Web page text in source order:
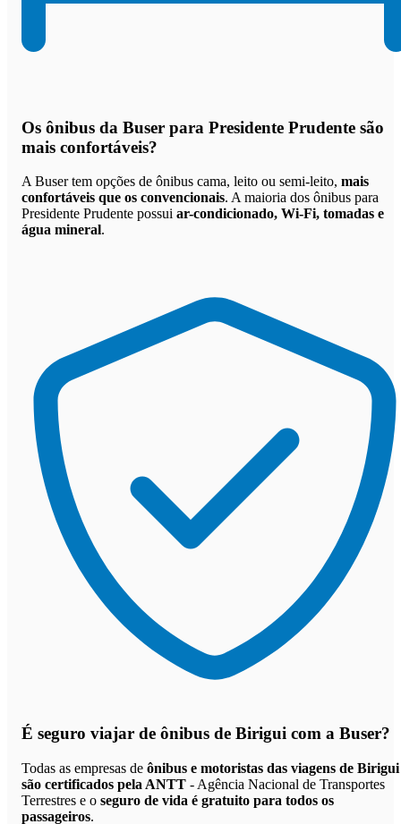
Os ônibus da Buser para Presidente Prudente são
mais confortáveis?
A Buser tem opções de ônibus cama, leito ou semi-leito, mais
confortáveis que os convencionais. A maioria dos ônibus para
Presidente Prudente possui ar-condicionado, Wi-Fi, tomadas e
água mineral.
É seguro viajar de ônibus de Birigui com a Buser?
Todas as empresas de ônibus e motoristas das viagens de Birigui
são certificados pela ANTT - Agência Nacional de Transportes
Terrestres e o seguro de vida é gratuito para todos os
passageiros.